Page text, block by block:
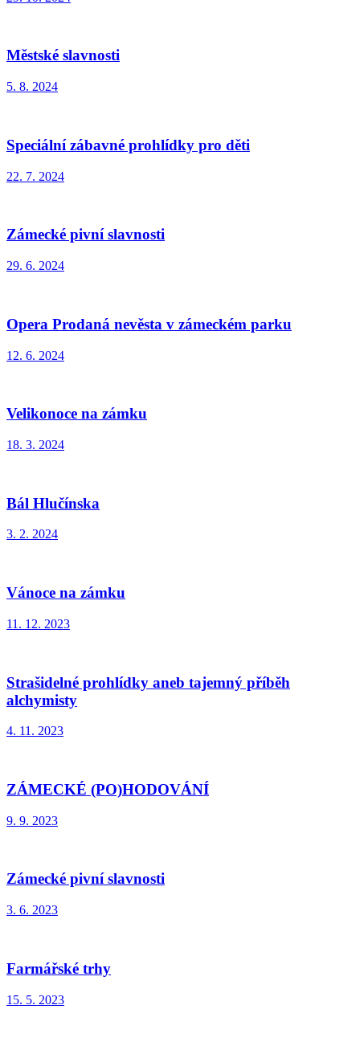
Městské slavnosti
5. 8. 2024
Speciální zábavné prohlídky pro děti
22. 7. 2024
Zámecké pivní slavnosti
29. 6. 2024
Opera Prodaná nevěsta v zámeckém parku
12. 6. 2024
Velikonoce na zámku
18. 3. 2024
Bál Hlučínska
3. 2. 2024
Vánoce na zámku
11. 12. 2023
Strašidelné prohlídky aneb tajemný příběh
alchymisty
4. 11. 2023
ZÁMECKÉ (PO)HODOVÁNÍ
9. 9. 2023
Zámecké pivní slavnosti
3. 6. 2023
Farmářské trhy
15. 5. 2023